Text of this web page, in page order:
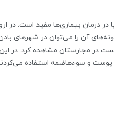
در درمان بیماری‌ها مفید است. در
آن را می‌توان در شهرهای
در مجارستان مشاهده کرد. در
پوست و سوءهاضمه استفاده